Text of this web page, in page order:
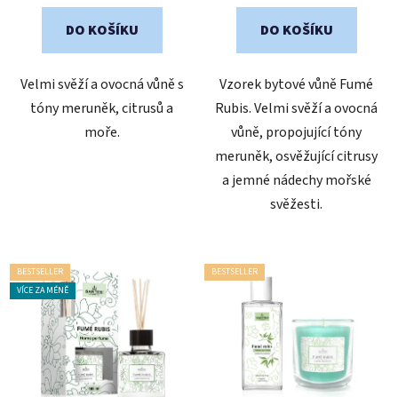
z
DO KOŠÍKU
Velmi svěží a ovocná vůně s
tóny meruněk, citrusů a
moře.
z
DO KOŠÍKU
Vzorek bytové vůně Fumé
Rubis. Velmi svěží a ovocná
vůně, propojující tóny
meruněk, osvěžující citrusy
a jemné nádechy mořské
svěžesti.
BESTSELLER
VÍCE ZA MÉNĚ
BESTSELLER